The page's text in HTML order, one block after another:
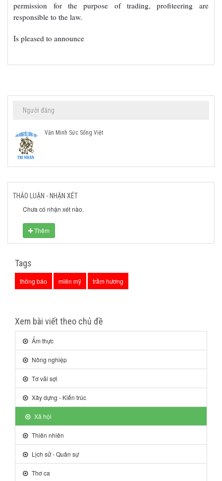
permission for the purpose of trading, profiteering are
responsible to the law.
Is pleased to announce
Người đăng
Văn Minh Sức Sống Việt
THẢO LUẬN - NHẬN XÉT
Chưa có nhận xét nào.
Thêm
Tags
thông báo miên mỹ trầm hương
Xem bài viết theo chủ đề
Ẩm thực
Nông nghiệp
Tơ vải sợi
Xây dựng - Kiến trúc
Xã hội
Thiên nhiên
Lịch sử - Quân sự
Thơ ca